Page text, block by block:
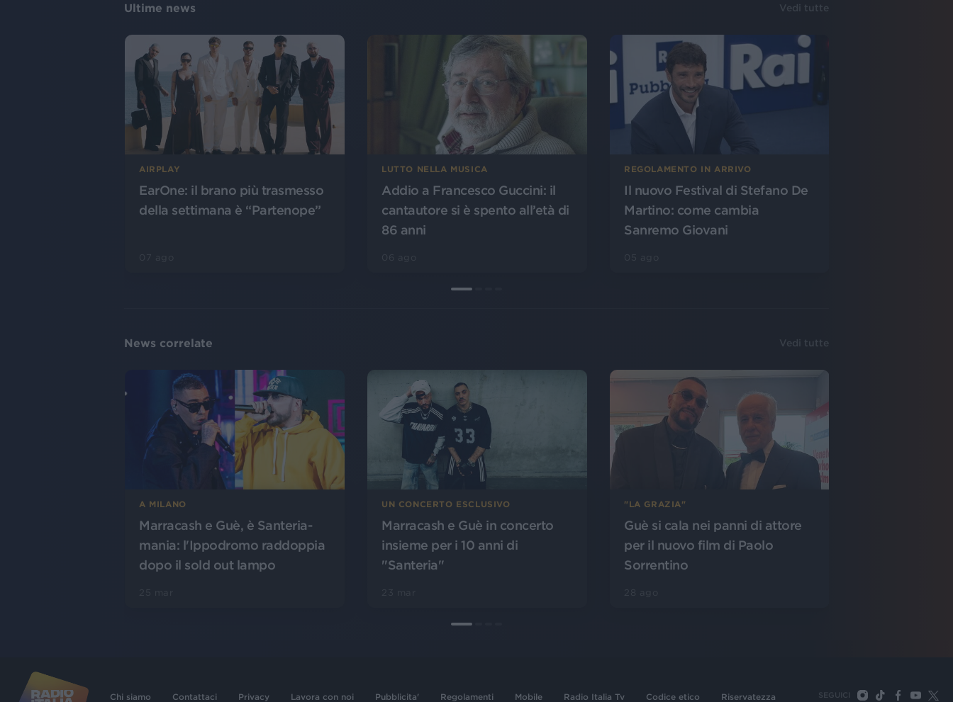
Ultime news Vedi tutte
AIRPLAY
EarOne: il brano più trasmesso
della settimana è “Partenope”
LUTTO NELLA MUSICA
Addio a Francesco Guccini: il
cantautore si è spento all’età di
86 anni
REGOLAMENTO IN ARRIVO
Il nuovo Festival di Stefano De
Martino: come cambia
Sanremo Giovani
News correlate Vedi tutte
A MILANO
Marracash e Guè, è Santeria-
mania: l'Ippodromo raddoppia
dopo il sold out lampo
UN CONCERTO ESCLUSIVO
Marracash e Guè in concerto
insieme per i 10 anni di
"Santeria"
"LA GRAZIA"
Guè si cala nei panni di attore
per il nuovo film di Paolo
Sorrentino
Chi siamo Contattaci Privacy Lavora con noi Pubblicita' Regolamenti Mobile Radio Italia Tv Codice etico Riservatezza SEGUICI